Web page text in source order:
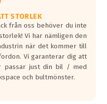
finnas
Hög
vågor
om det är
STORLEK
från oss behöver du inte
Vi har nämligen den
när det kommer till
Vi garanterar dig att
passar just din bil / med
och bultmönster.